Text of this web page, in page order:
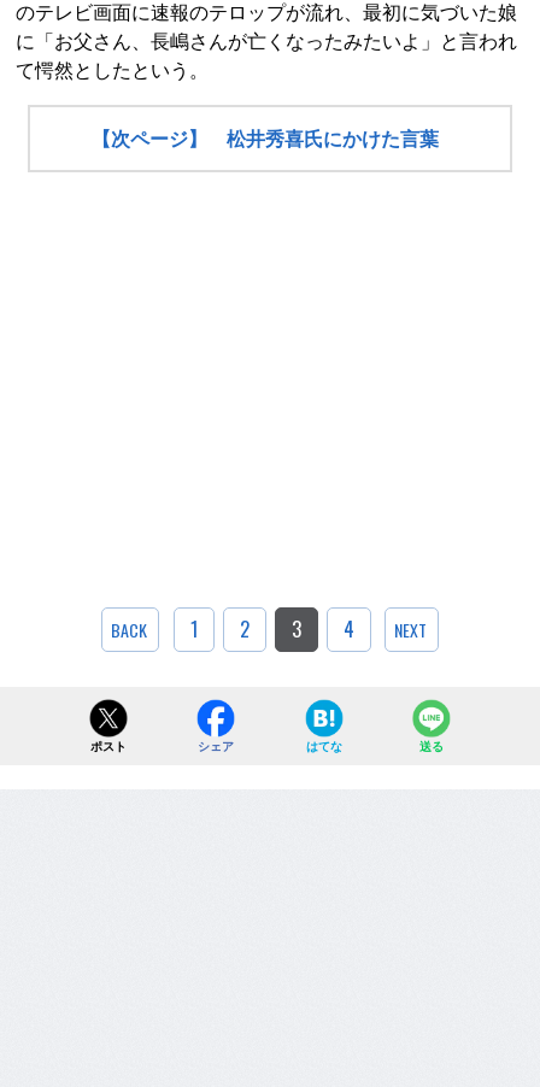
のテレビ画面に速報のテロップが流れ、最初に気づいた娘
に「お父さん、長嶋さんが亡くなったみたいよ」と言われ
て愕然としたという。
【次ページ】 松井秀喜氏にかけた言葉
BACK 1 2 3 4 NEXT
ポスト シェア はてな 送る